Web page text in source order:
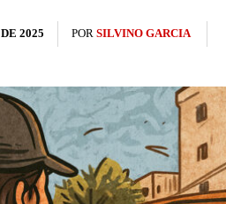
2025 POR SILVINO GARCIA